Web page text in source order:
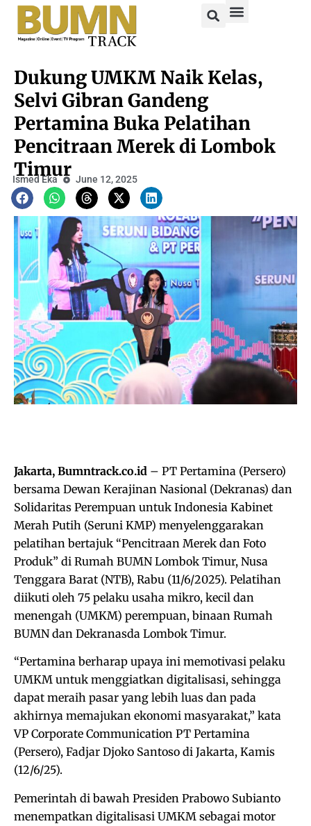
Dukung UMKM Naik Kelas,
Selvi Gibran Gandeng
Pertamina Buka Pelatihan
Pencitraan Merek di Lombok
Timur
Ismed Eka June 12, 2025
Jakarta, Bumntrack.co.id – PT Pertamina (Persero)
bersama Dewan Kerajinan Nasional (Dekranas) dan
Solidaritas Perempuan untuk Indonesia Kabinet
Merah Putih (Seruni KMP) menyelenggarakan
pelatihan bertajuk “Pencitraan Merek dan Foto
Produk” di Rumah BUMN Lombok Timur, Nusa
Tenggara Barat (NTB), Rabu (11/6/2025). Pelatihan
diikuti oleh 75 pelaku usaha mikro, kecil dan
menengah (UMKM) perempuan, binaan Rumah
BUMN dan Dekranasda Lombok Timur.
“Pertamina berharap upaya ini memotivasi pelaku
UMKM untuk menggiatkan digitalisasi, sehingga
dapat meraih pasar yang lebih luas dan pada
akhirnya memajukan ekonomi masyarakat,” kata
VP Corporate Communication PT Pertamina
(Persero), Fadjar Djoko Santoso di Jakarta, Kamis
(12/6/25).
Pemerintah di bawah Presiden Prabowo Subianto
menempatkan digitalisasi UMKM sebagai motor